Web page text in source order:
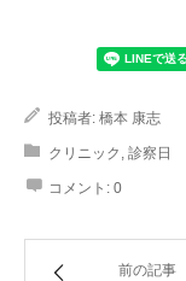
投稿者: 橋本 康志
クリニック , 診察日
コメント: 0
前の記事